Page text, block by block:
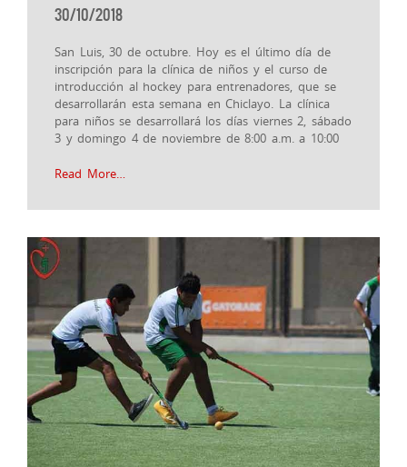
30/10/2018
San Luis, 30 de octubre. Hoy es el último día de
inscripción para la clínica de niños y el curso de
introducción al hockey para entrenadores, que se
desarrollarán esta semana en Chiclayo. La clínica
para niños se desarrollará los días viernes 2, sábado
3 y domingo 4 de noviembre de 8:00 a.m. a 10:00
Read More…